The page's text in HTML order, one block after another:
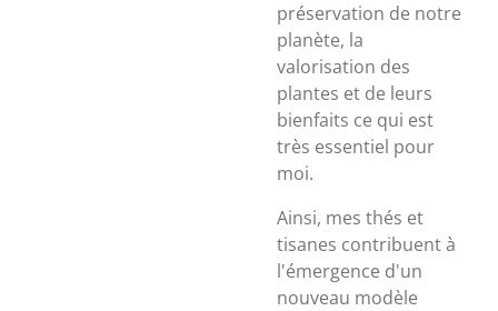
préservation de notre
planète, la
valorisation des
plantes et de leurs
bienfaits ce qui est
très essentiel pour
moi.
Ainsi, mes thés et
tisanes contribuent à
l'émergence d'un
nouveau modèle